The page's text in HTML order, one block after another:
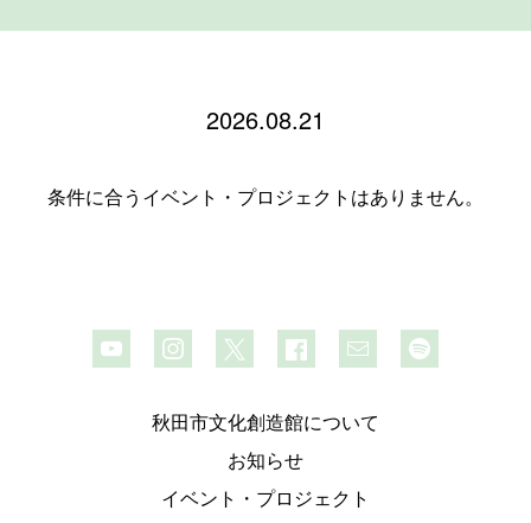
2026.08.21
条件に合うイベント・プロジェクトはありません。
秋田市文化創造館について
お知らせ
イベント・プロジェクト